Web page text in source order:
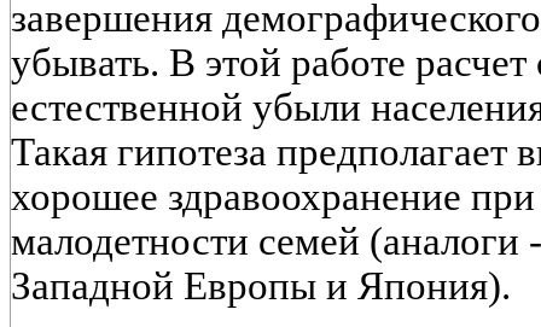
завершения
убывать. В этой работе
естественной убыли
Такая гипотеза
хорошее здравоохранение
малодетности семей
Западной Европы и Япония).